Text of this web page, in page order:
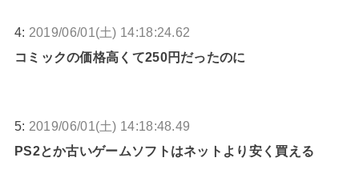
4: 2019/06/01(土) 14:18:24.62
コミックの価格高くて250円だったのに
5: 2019/06/01(土) 14:18:48.49
PS2とか古いゲームソフトはネットより安く買える